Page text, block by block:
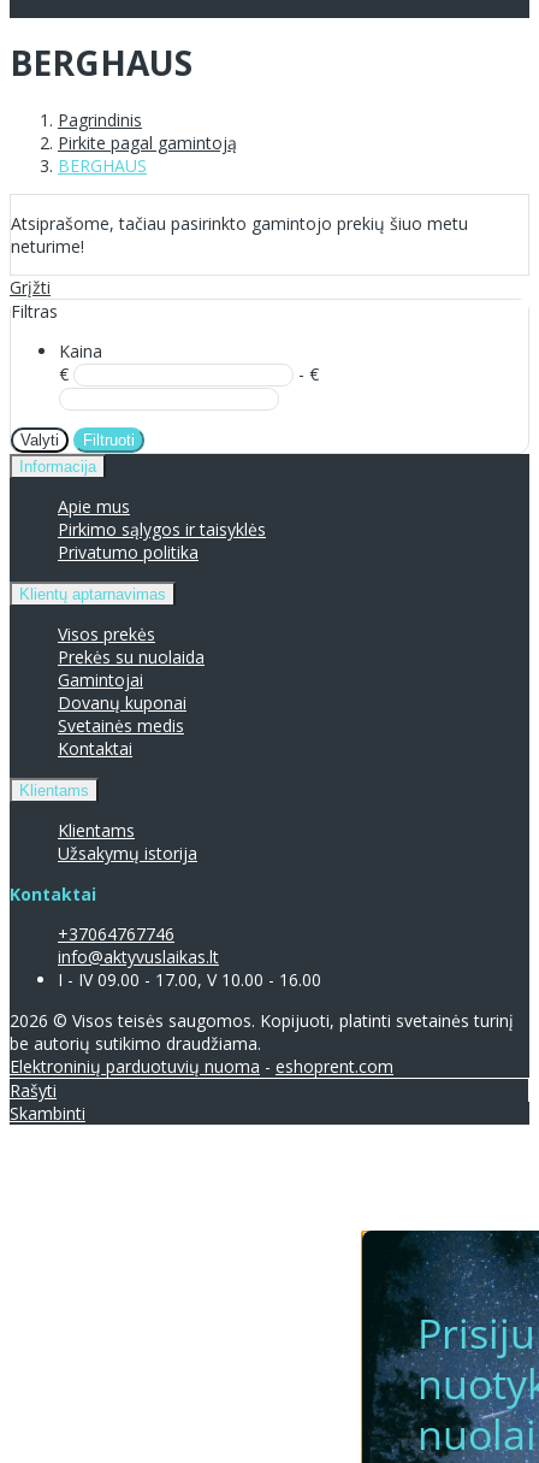
BERGHAUS
Pagrindinis
Pirkite pagal gamintoją
BERGHAUS
Atsiprašome, tačiau pasirinkto gamintojo prekių šiuo metu
neturime!
Grįžti
Filtras
Kaina
€
- €
Valyti
Filtruoti
Informacija
Apie mus
Pirkimo sąlygos ir taisyklės
Privatumo politika
Klientų aptarnavimas
Visos prekės
Prekės su nuolaida
Gamintojai
Dovanų kuponai
Svetainės medis
Kontaktai
Klientams
Klientams
Užsakymų istorija
Kontaktai
+37064767746
info@aktyvuslaikas.lt
I - IV 09.00 - 17.00, V 10.00 - 16.00
2026 © Visos teisės saugomos. Kopijuoti, platinti svetainės turinį
be autorių sutikimo draudžiama.
Elektroninių parduotuvių nuoma - eshoprent.com
Rašyti
Skambinti